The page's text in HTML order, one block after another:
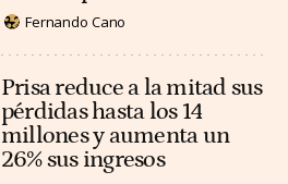
Fernando Cano
Prisa reduce a la mitad sus
pérdidas hasta los 14
millones y aumenta un
26% sus ingresos